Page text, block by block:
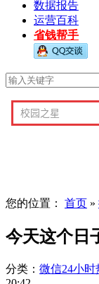
数据报告
运营百科
省钱帮手
您的位置： 首页 »
今天这个日
分类： 微信24小时